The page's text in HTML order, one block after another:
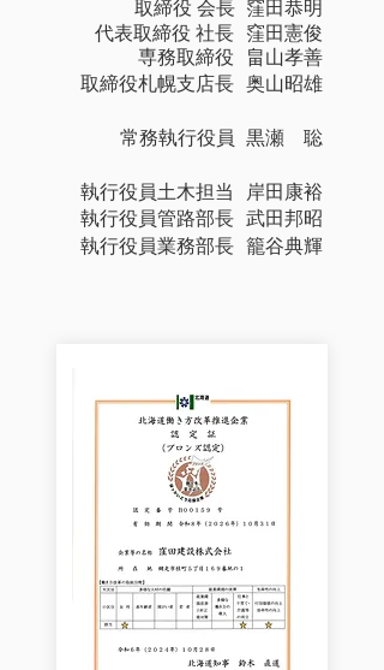
取締役 会長
畠山孝善
窪田恭明
窪田憲俊
​代表取締役 社長
専務取締役
奥山昭雄
取締役札幌支店長
執行役員土木担当
岸田康裕
執行役員管路部長
執行役員業務部長
武田邦昭
​常務執行役員
​籠谷典輝
黒瀬 聡